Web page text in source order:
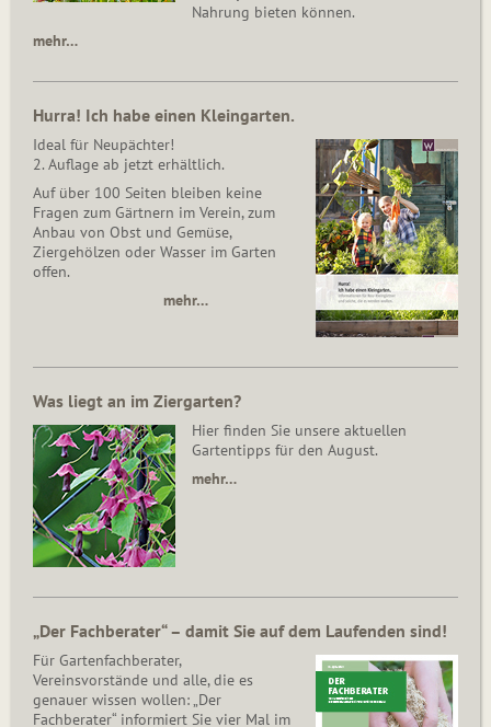
Nahrung bieten können.
mehr…
Hurra! Ich habe einen Kleingarten.
Ideal für Neupächter!
2. Auflage ab jetzt erhältlich.
Auf über 100 Seiten bleiben keine
Fragen zum Gärtnern im Verein, zum
Anbau von Obst und Gemüse,
Ziergehölzen oder Wasser im Garten
offen.
mehr…
Was liegt an im Ziergarten?
Hier finden Sie unsere aktuellen
Gartentipps für den August.
mehr…
„Der Fachberater“ – damit Sie auf dem Laufenden sind!
Für Gartenfachberater,
Vereinsvorstände und alle, die es
genauer wissen wollen: „Der
Fachberater“ informiert Sie vier Mal im